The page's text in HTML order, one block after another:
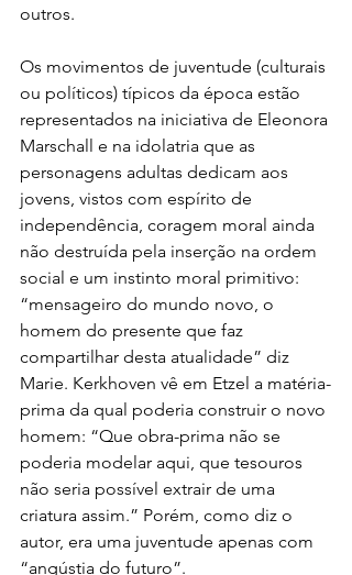
outros.
Os movimentos de juventude (culturais
ou políticos) típicos da época estão
representados na iniciativa de Eleonora
Marschall e na idolatria que as
personagens adultas dedicam aos
jovens, vistos com espírito de
independência, coragem moral ainda
não destruída pela inserção na ordem
social e um instinto moral primitivo:
“mensageiro do mundo novo, o
homem do presente que faz
compartilhar desta atualidade” diz
Marie. Kerkhoven vê em Etzel a matéria-
prima da qual poderia construir o novo
homem: “Que obra-prima não se
poderia modelar aqui, que tesouros
não seria possível extrair de uma
criatura assim.” Porém, como diz o
autor, era uma juventude apenas com
“angústia do futuro”.